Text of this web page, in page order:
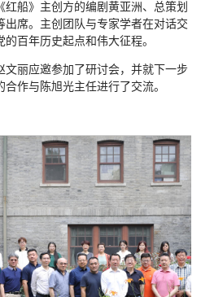
船》主创方的编剧黄亚洲、总策划
席。主创团队与专家学者在对话交
百年历史起点和伟大征程。
文丽应邀参加了研讨会，并就下一步
作与陈旭光主任进行了交流。